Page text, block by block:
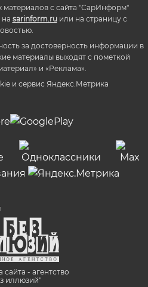
с сайта "СарИнформ"
на sarinform.ruили на страницу с
за достоверность информации в
материалы выходят с пометкой
и «Реклама».
и сервиc Яндекс.Метрика
сайта - агентство
иллюзий"